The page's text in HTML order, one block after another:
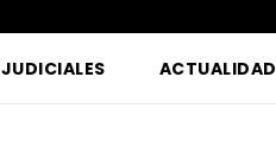
JUDICIALES ACTUALIDAD